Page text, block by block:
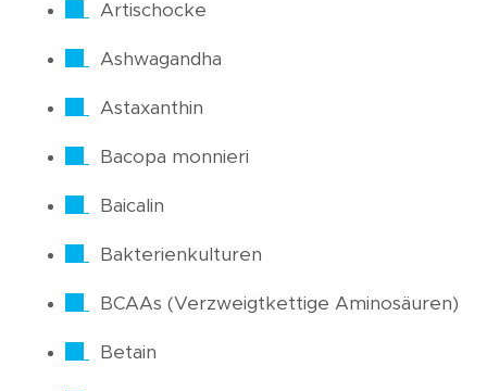
Artischocke
Ashwagandha
Astaxanthin
Bacopa monnieri
Baicalin
Bakterienkulturen
BCAAs (Verzweigtkettige Aminosäuren)
Betain